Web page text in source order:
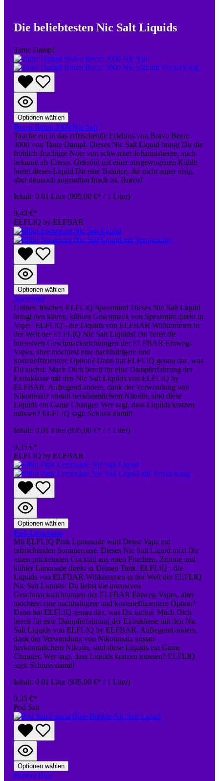
Die beliebtesten Nic Salt Liquids
Tante Dampf
Optionen wählen
Bravo Beere 3000 Nic Salt
Tauche ein in das erfrischende Erlebnis von Bravo Beere
3000 von Tante Dampf. Dieses Nic Salt Liquid bringt Dir die
fröhlich-fruchtige Note von schwarzer Johannisbeere, auch
bekannt als Cassis. Gekrönt mit einer ausgewogenen Kühle,
bietet dieses Liquid Dir eine Balance, die nicht super eisig,
aber dennoch angenehm frisch ist. Bravo!
Inhalt: 0.01 Liter(995,00 €* / 1 Liter)
9,40 €*
ELFLIQ by ELFBAR
Optionen wählen
Spearmint
Grüner, frischer, ELFLIQ Spearmint! Dieses Nic Salt Liquid
bringt den klaren, kühlen Geschmack von Spearmint direkt in
Vape. ELFLIQ - die Liquids von ELFBAR Willkommen in
der Welt der ELFLIQ Nic Salt Liquids! Du liebst die
intensiven Geschmacksrichtungen der ELFBAR Einweg-
Vapes, aber möchtest eine nachhaltigere und
kosteneffizientere Option? Dann hat ELFLIQ genau das, was
Du suchst. Mach Dich bereit für eine Dampferfahrung der
Extraklasse mit den Nic Salt Liquids von ELFLIQ by
ELFBAR. Aufregend anders, dank der Verwendung von
Nikotinsalz anstatt herkömmlichem Nikotin, sind diese
Liquids ein Game Changer. Wer sagt, dass Liquids kratzen
müssen? ELFLIQ sagt: Schluss damit!
Inhalt: 0.01 Liter(935,00 €* / 1 Liter)
9,35 €*
ELFLIQ by ELFBAR
Optionen wählen
Pink Lemonade
Mit ELFLIQ Pink Lemonade wird Deine Vape zur
erfrischenden Sommeroase. Dieses Nic Salt Liquid mixt Dir
einen prickelnden Cocktail aus roten Früchten, Zitrone und
kühler Limonade direkt in Deinen Tank. ELFLIQ - die
Liquids von ELFBAR Willkommen in der Welt der ELFLIQ
Nic Salt Liquids! Du liebst die intensiven
Geschmacksrichtungen der ELFBAR Einweg-Vapes, aber
möchtest eine nachhaltigere und kosteneffizientere Option?
Dann hat ELFLIQ genau das, was Du suchst. Mach Dich
bereit für eine Dampferfahrung der Extraklasse mit den Nic
Salt Liquids von ELFLIQ by ELFBAR. Aufregend anders,
dank der Verwendung von Nikotinsalz anstatt
herkömmlichem Nikotin, sind diese Liquids ein Game
Changer. Wer sagt, dass Liquids kratzen müssen? ELFLIQ
sagt: Schluss damit!
Inhalt: 0.01 Liter(935,00 €* / 1 Liter)
9,35 €*
Pod Salt
Optionen wählen
Bubble Blue